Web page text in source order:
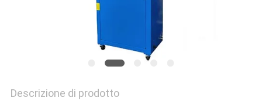
Descrizione di prodotto